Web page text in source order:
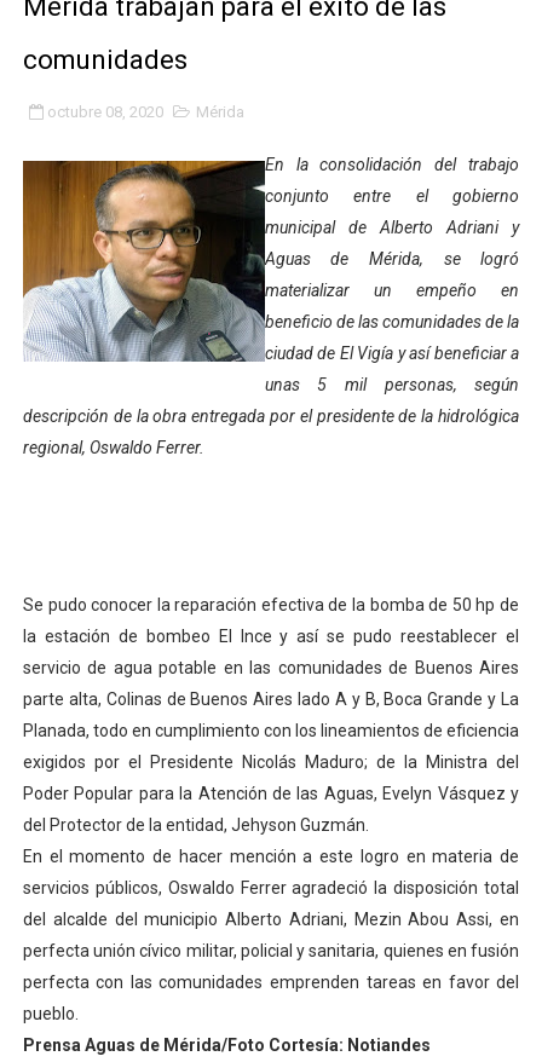
Fortaleciendo la economía comunal en El Vigía con
Campo Elías consolida plan de bacheo en el sector La
Fundecem inició con éxito el taller vacacional de
El Lactario del Iahula celebra la Semana Mundial de la
Plan Vacacional "Venezuela Ríe 2026" brinda
Dictan MasterClass en el marco del Encuentro LAGO
Campo Elías avanza con plan de asfaltado
Encuentro estadal fortalece la coordinación de
Gobernador Arnaldo Sánchez apadrina a más de 993
Mérida trabajan para el éxito de las
comunidades
octubre 08, 2020 Mérida
En la consolidación del trabajo
conjunto entre el gobierno
municipal de Alberto Adriani y
Aguas de Mérida, se logró
materializar un empeño en
beneficio de las comunidades de la
ciudad de El Vigía y así beneficiar a
unas 5 mil personas, según
descripción de la obra entregada por el presidente de la hidrológica
regional, Oswaldo Ferrer.
Se pudo conocer la reparación efectiva de la bomba de 50 hp de
la estación de bombeo El Ince y así se pudo reestablecer el
servicio de agua potable en las comunidades de Buenos Aires
parte alta, Colinas de Buenos Aires lado A y B, Boca Grande y La
Planada, todo en cumplimiento con los lineamientos de eficiencia
exigidos por el Presidente Nicolás Maduro; de la Ministra del
Poder Popular para la Atención de las Aguas, Evelyn Vásquez y
del Protector de la entidad, Jehyson Guzmán.
En el momento de hacer mención a este logro en materia de
servicios públicos, Oswaldo Ferrer agradeció la disposición total
del alcalde del municipio Alberto Adriani, Mezin Abou Assi, en
perfecta unión cívico militar, policial y sanitaria, quienes en fusión
perfecta con las comunidades emprenden tareas en favor del
pueblo.
Prensa Aguas de Mérida/Foto Cortesía: Notiandes